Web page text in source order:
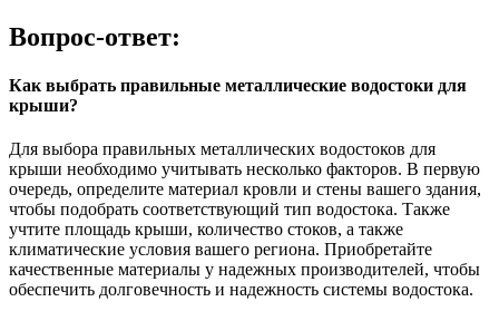
Вопрос-ответ:
Как выбрать правильные металлические водостоки для
крыши?
Для выбора правильных металлических водостоков для
крыши необходимо учитывать несколько факторов. В первую
очередь, определите материал кровли и стены вашего здания,
чтобы подобрать соответствующий тип водостока. Также
учтите площадь крыши, количество стоков, а также
климатические условия вашего региона. Приобретайте
качественные материалы у надежных производителей, чтобы
обеспечить долговечность и надежность системы водостока.